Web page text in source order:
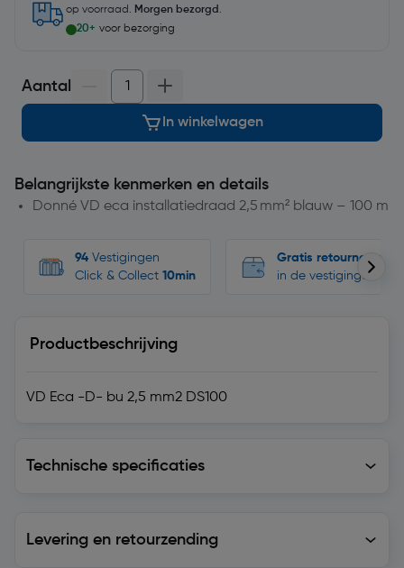
op voorraad. Morgen bezorgd .
20+ voor bezorging
Aantal
In winkelwagen
Belangrijkste kenmerken en details
Donné VD eca installatiedraad 2,5 mm² blauw – 100 m
94 Vestigingen
Click & Collect 10min
Gratis retourneren
in de vestigingen
Productbeschrijving
VD Eca -D- bu 2,5 mm2 DS100
Technische specificaties
Levering en retourzending